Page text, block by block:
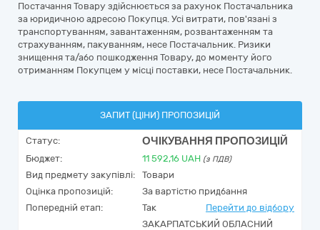
Постачання Товару здійснюється за рахунок Постачальника
за юридичною адресою Покупця. Усі витрати, пов'язані з
транспортуванням, завантаженням, розвантаженням та
страхуванням, пакуванням, несе Постачальник. Ризики
знищення та/або пошкодження Товару, до моменту його
отриманням Покупцем у місці поставки, несе Постачальник.
ЗАПИТ (ЦІНИ) ПРОПОЗИЦІЙ
Статус: ОЧІКУВАННЯ ПРОПОЗИЦІЙ
Бюджет: 11 592,16 UAH (з ПДВ)
Вид предмету закупівлі:
Товари
Оцінка пропозицій:
За вартістю придбання
Попередній етап:
Так Перейти до відбору
ЗАКАРПАТСЬКИЙ ОБЛАСНИЙ